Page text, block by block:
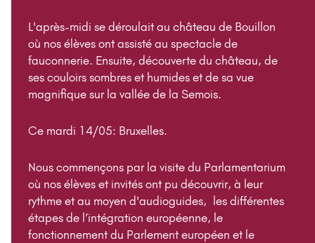
L'après-midi se déroulait au château de Bouillon
où nos élèves ont assisté au spectacle de
fauconnerie. Ensuite, découverte du château, de
ses couloirs sombres et humides et de sa vue
magnifique sur la vallée de la Semois.
Ce mardi 14/05: Bruxelles.
Nous commençons par la visite du Parlamentarium
où nos élèves et invités ont pu découvrir, à leur
rythme et au moyen d'audioguides, les différentes
étapes de l’intégration européenne, le
fonctionnement du Parlement européen et le